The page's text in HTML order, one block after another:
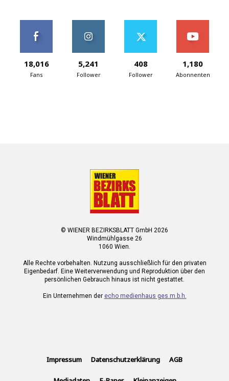
18,016
Fans
5,241
Follower
408
Follower
1,180
Abonnenten
© WIENER BEZIRKSBLATT GmbH 2026
Windmühlgasse 26
1060 Wien.
Alle Rechte vorbehalten. Nutzung ausschließlich für den privaten
Eigenbedarf. Eine Weiterverwendung und Reproduktion über den
persönlichen Gebrauch hinaus ist nicht gestattet.
Ein Unternehmen der echo medienhaus ges.m.b.h.
Impressum Datenschutzerklärung AGB